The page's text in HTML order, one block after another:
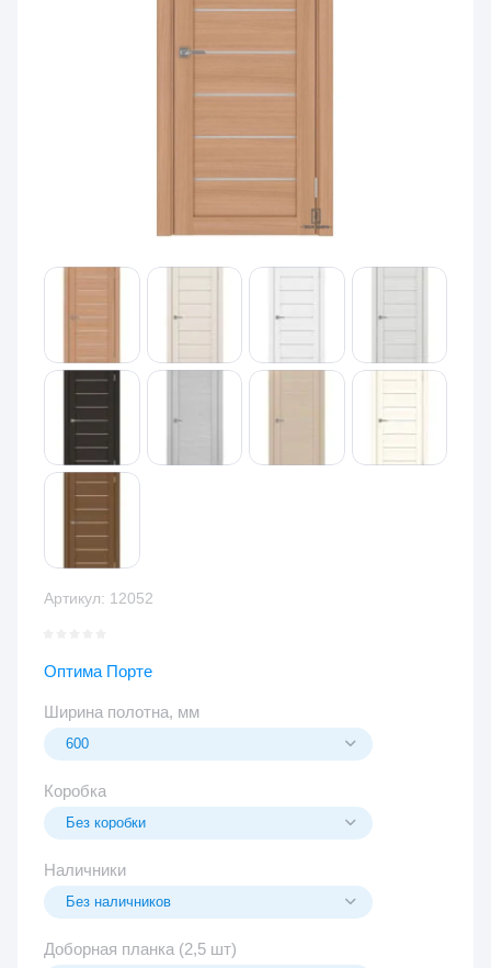
Артикул: 12052
Оптима Порте
Ширина полотна, мм
Коробка
Наличники
Доборная планка (2,5 шт)